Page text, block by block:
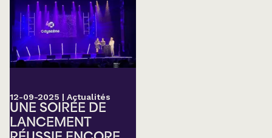
12-09-2025 | Actualités
UNE SOIRÉE DE
LANCEMENT